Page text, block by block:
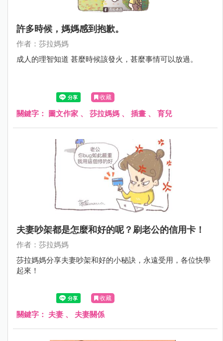
許多時候，媽媽感到抱歉。
作者：莎拉媽媽
成人的理智知道 甚麼時候該發火，甚麼事情可以放過。
收藏
關鍵字： 圖文作家 、 莎拉媽媽 、 插畫 、 育兒
夫妻吵架都是怎麼和好的呢？刷老公的信用卡！
作者：莎拉媽媽
莎拉媽媽分享夫妻吵架和好的小秘訣，永遠受用，各位快學
起來！
收藏
關鍵字： 夫妻 、 夫妻關係